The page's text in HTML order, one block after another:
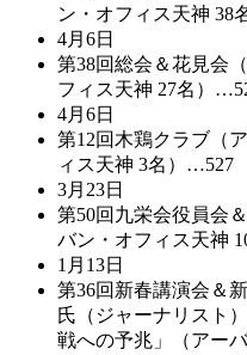
ン・オフィス天神 38
4月6日
第38回総会＆花見会
フィス天神 27名）
4月6日
第12回木鶏クラブ（
ィス天神 3名）…527
3月23日
第50回九栄会役員会
バン・オフィス天神
1月13日
第36回新春講演会＆
氏（ジャーナリスト
戦への予兆」（アー